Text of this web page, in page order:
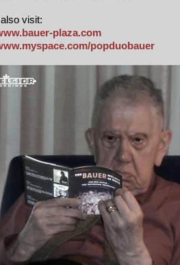
visit:
plaza.com
popduobauer